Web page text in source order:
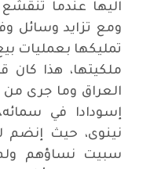
اليها عندما
ومع تزايد وسائل
تمليكها بعمليات
ملكيتها، هذا
العراق وما جرى من
إسودادا في
نينوى، حيث إنضم
سبيت نساؤهم